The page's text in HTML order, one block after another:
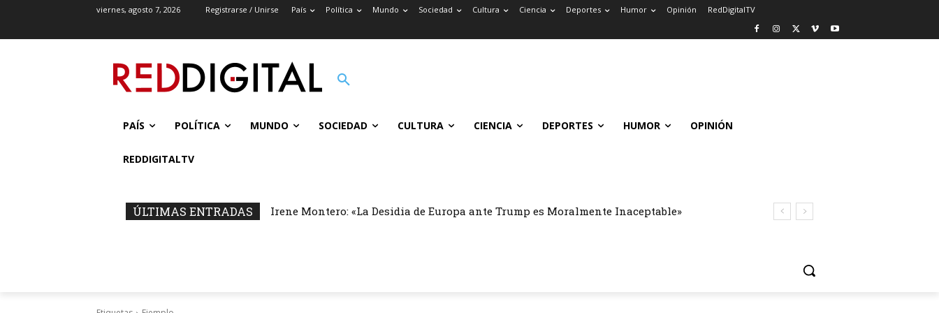
viernes, agosto 7, 2026 Registrarse / Unirse País Política Mundo Sociedad Cultura Ciencia Deportes Humor Opinión RedDigitalTV
PAÍS POLÍTICA MUNDO SOCIEDAD CULTURA CIENCIA DEPORTES HUMOR OPINIÓN
REDDIGITALTV
ÚLTIMAS ENTRADAS Irene Montero: «La Desidia de Europa ante Trump es Moralmente Inaceptable»